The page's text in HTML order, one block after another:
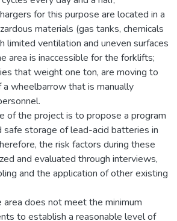
for this purpose are located in a
materials (gas tanks, chemicals
limited ventilation and uneven surfaces
area is inaccessible for the forklifts;
that weight one ton, are moving to
wheelbarrow that is manually
of the project is to propose a program
safe storage of lead-acid batteries in
the risk factors during these
and evaluated through interviews,
and the application of other existing
does not meet the minimum
to establish a reasonable level of